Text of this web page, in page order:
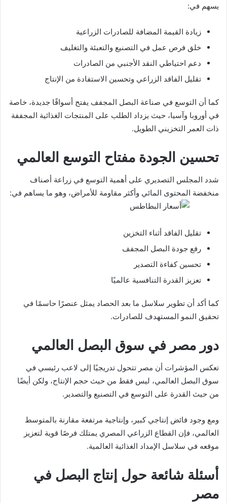
يسهم في:
زيادة القيمة المضافة للصادرات الزراعية
خلق فرص عمل في التصنيع والتعبئة والتغليف
دعم احتياطي النقد الأجنبي من الصادرات
تقليل الفاقد الزراعي وتحسين الاستفادة من الإنتاج
كما أن التوسع في صناعة البصل المجفف يفتح أسواقًا جديدة، خاصة
في أوروبا وآسيا، حيث يزداد الطلب على المنتجات الغذائية المجففة
ذات العمر التخزيني الطويل.
تحسين الجودة مفتاح التوسع العالمي
شدد المجلس التصديري على أهمية التوسع في زراعة أصناف
منخفضة المحتوى المائي وأكثر مقاومة للأمراض، وهو ما يساهم في:
تقليل الفاقد أثناء التخزين
رفع جودة البصل المجفف
تحسين كفاءة التصدير
تعزيز القدرة التنافسية عالميًا
كما أكد أن تطوير سلاسل ما بعد الحصاد يمثل عنصرًا حاسمًا في
تحقيق النمو المستهدف للصادرات.
دور مصر في سوق البصل العالمي
تعكس المؤشرات أن مصر تتحول تدريجيًا إلى لاعب رئيسي في
سوق البصل العالمي، ليس فقط من حيث حجم الإنتاج، ولكن أيضًا
من حيث القدرة على التوسع في التصنيع والتصدير.
ومع وجود فائض إنتاجي كبير، وإنتاجية مرتفعة مقارنة بالمتوسط
العالمي، فإن القطاع الزراعي المصري يمتلك فرصًا قوية لتعزيز
موقعه في سلاسل الإمداد الغذائية العالمية.
أسئلة شائعة حول إنتاج البصل في
مصر